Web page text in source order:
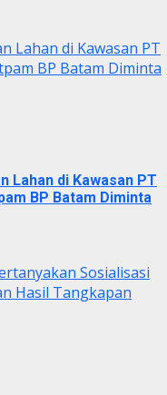
Lahan di Kawasan PT
BP Batam Diminta
Lahan di Kawasan PT
BP Batam Diminta
Sosialisasi
Hasil Tangkapan